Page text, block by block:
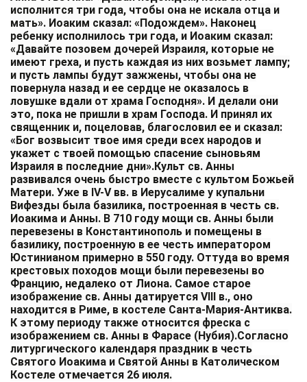
исполнится три года, чтобы она не искала отца и
мать». Иоаким сказал: «Подождем». Наконец
ребенку исполнилось три года, и Иоаким сказал:
«Давайте позовем дочерей Израиля, которые не
имеют греха, и пусть каждая из них возьмет лампу;
и пусть лампы будут зажжены, чтобы она не
повернула назад и ее сердце не оказалось в
ловушке вдали от храма Господня». И делали они
это, пока не пришли в храм Господа. И принял их
священник и, поцеловав, благословил ее и сказал:
«Бог возвысит твое имя среди всех народов и
укажет с твоей помощью спасение сыновьям
Израиля в последние дни».Культ св. Анны
развивался очень быстро вместе с культом Божьей
Матери. Уже в IV-V вв. в Иерусалиме у купальни
Вифезды была базилика, построенная в честь св.
Иоакима и Анны. В 710 году мощи св. Анны были
перевезены в Константинополь и помещены в
базилику, построенную в ее честь императором
Юстинианом примерно в 550 году. Оттуда во время
крестовых походов мощи были перевезены во
Францию, недалеко от Лиона. Самое старое
изображение св. Анны датируется VIII в., оно
находится в Риме, в костеле Санта-Мария-Антиква.
К этому периоду также относится фреска с
изображением св. Анны в Фарасе (Нубия).Согласно
литургического календаря праздник в честь
Святого Иоакима и Святой Анны в Католическом
Костеле отмечается 26 июля.